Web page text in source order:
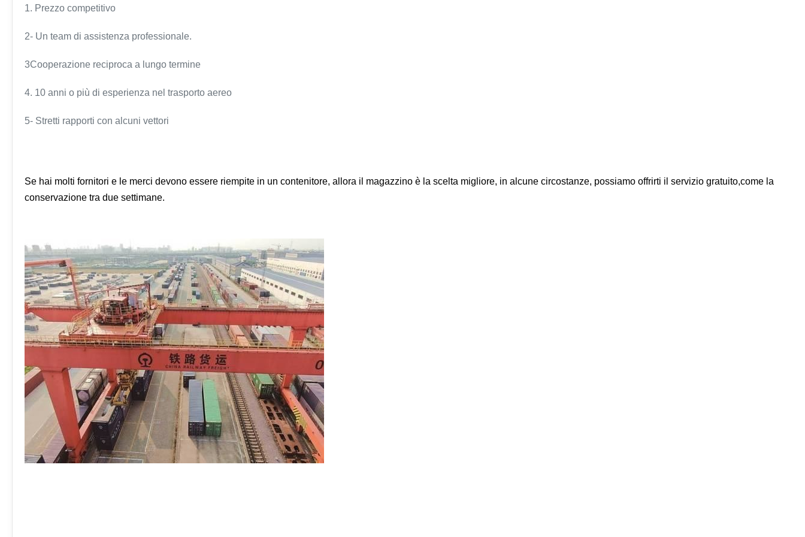
1. Prezzo competitivo
2- Un team di assistenza professionale.
3Cooperazione reciproca a lungo termine
4. 10 anni o più di esperienza nel trasporto aereo
5- Stretti rapporti con alcuni vettori
Se hai molti fornitori e le merci devono essere riempite in un contenitore, allora il magazzino è la scelta migliore, in alcune circostanze, possiamo offrirti il servizio gratuito,come la
conservazione tra due settimane.